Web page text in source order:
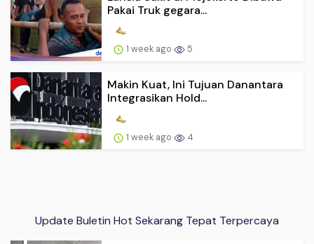
Pakai Truk gegara...
1 week ago 5
Makin Kuat, Ini Tujuan Danantara
Integrasikan Hold...
1 week ago 4
Update Buletin Hot Sekarang Tepat Terpercaya